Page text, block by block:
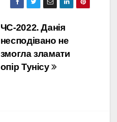
ЧС-2022. Данія
несподівано не
змогла зламати
опір Тунісу